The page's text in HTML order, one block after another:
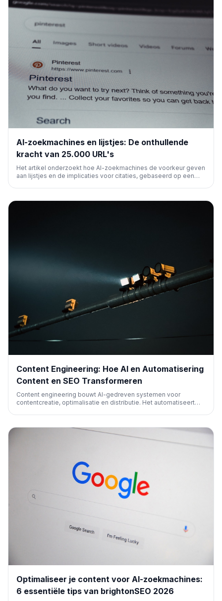
AI-zoekmachines en lijstjes: De onthullende
kracht van 25.000 URL's
Het artikel onderzoekt hoe AI-zoekmachines de voorkeur geven
aan lijstjes en de implicaties voor citaties, gebaseerd op een
Content Engineering: Hoe AI en Automatisering
Content en SEO Transformeren
Content engineering bouwt AI-gedreven systemen voor
contentcreatie, optimalisatie en distributie. Het automatiseert
en hoe je het implementeert.
Optimaliseer je content voor AI-zoekmachines:
6 essentiële tips van brightonSEO 2026